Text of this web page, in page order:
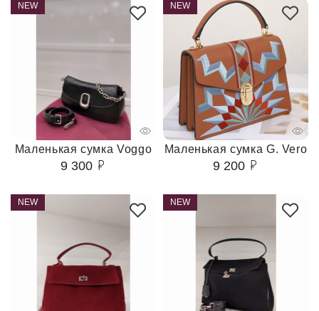
NEW
Маленькая сумка Voggo
9 300
NEW
Маленькая сумка G. Vero
9 200
NEW NEW